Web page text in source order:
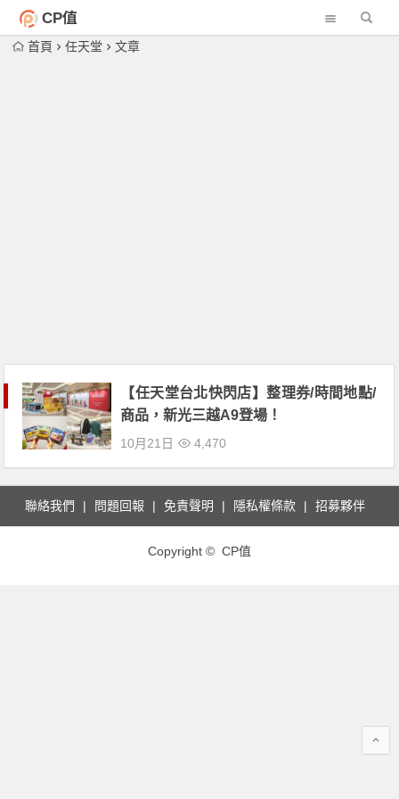
CP值
首頁 任天堂 文章
【任天堂台北快閃店】整理券/時間地點/
商品，新光三越A9登場！
10月21日 4,470
聯絡我們 問題回報 免責聲明 隱私權條款 招募夥伴
Copyright © CP值